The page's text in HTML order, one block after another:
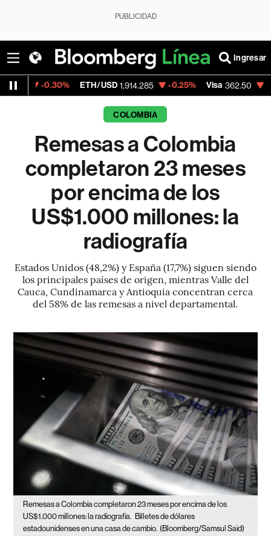
PUBLICIDAD
Ingresar
ETH/USD 1,914.285 -0.25% Visa 362.50 -2.15%
COLOMBIA
Remesas a Colombia
completaron 23 meses
por encima de los
US$1.000 millones: la
radiografía
Estados Unidos (48,2%) y España (17,7%) siguen siendo
los principales países de origen, mientras Valle del
Cauca, Cundinamarca y Antioquia concentran cerca
del 58% de las remesas a nivel departamental.
Remesas a Colombia completaron 23 meses por encima de los
US$1.000 millones: la radiografía. Billetes de dólares
estadounidenses en una casa de cambio. (Bloomberg/Samsul Said)